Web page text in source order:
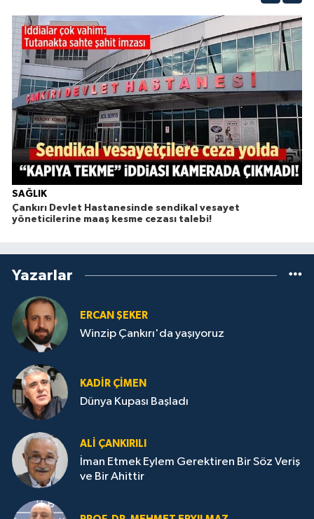
SAĞLIK
Çankırı Devlet Hastanesinde sendikal vesayet
yöneticilerine maaş kesme cezası talebi!
Yazarlar
ERCAN ŞEKER
Winzip Çankırı'da yaşıyoruz
KADIR ÇIMEN
Dünya Kupası Başladı
ALI ÇANKIRILI
İman Etmek Eylem Gerektiren Bir Söz Veriş
ve Bir Ahittir